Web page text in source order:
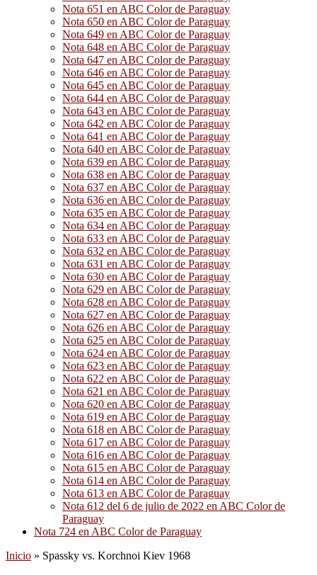
Nota 651 en ABC Color de Paraguay
Nota 650 en ABC Color de Paraguay
Nota 649 en ABC Color de Paraguay
Nota 648 en ABC Color de Paraguay
Nota 647 en ABC Color de Paraguay
Nota 646 en ABC Color de Paraguay
Nota 645 en ABC Color de Paraguay
Nota 644 en ABC Color de Paraguay
Nota 643 en ABC Color de Paraguay
Nota 642 en ABC Color de Paraguay
Nota 641 en ABC Color de Paraguay
Nota 640 en ABC Color de Paraguay
Nota 639 en ABC Color de Paraguay
Nota 638 en ABC Color de Paraguay
Nota 637 en ABC Color de Paraguay
Nota 636 en ABC Color de Paraguay
Nota 635 en ABC Color de Paraguay
Nota 634 en ABC Color de Paraguay
Nota 633 en ABC Color de Paraguay
Nota 632 en ABC Color de Paraguay
Nota 631 en ABC Color de Paraguay
Nota 630 en ABC Color de Paraguay
Nota 629 en ABC Color de Paraguay
Nota 628 en ABC Color de Paraguay
Nota 627 en ABC Color de Paraguay
Nota 626 en ABC Color de Paraguay
Nota 625 en ABC Color de Paraguay
Nota 624 en ABC Color de Paraguay
Nota 623 en ABC Color de Paraguay
Nota 622 en ABC Color de Paraguay
Nota 621 en ABC Color de Paraguay
Nota 620 en ABC Color de Paraguay
Nota 619 en ABC Color de Paraguay
Nota 618 en ABC Color de Paraguay
Nota 617 en ABC Color de Paraguay
Nota 616 en ABC Color de Paraguay
Nota 615 en ABC Color de Paraguay
Nota 614 en ABC Color de Paraguay
Nota 613 en ABC Color de Paraguay
Nota 612 del 6 de julio de 2022 en ABC Color de
Paraguay
Nota 724 en ABC Color de Paraguay
Inicio » Spassky vs. Korchnoi Kiev 1968